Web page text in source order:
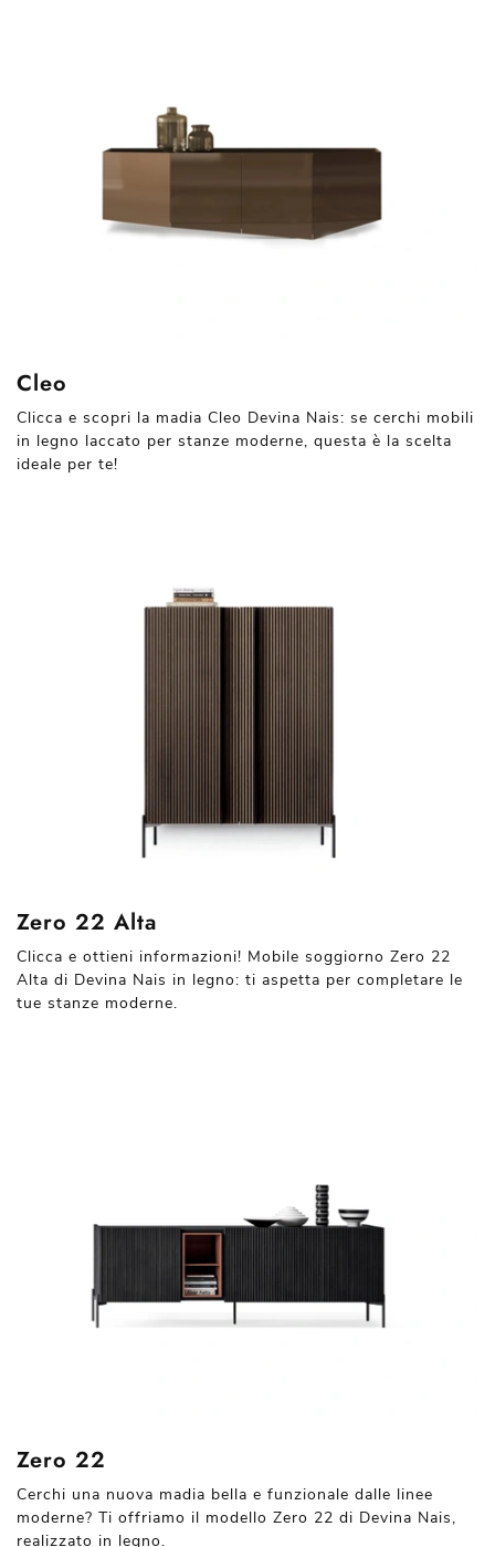
Cleo
Clicca e scopri la madia Cleo Devina Nais: se cerchi mobili
in legno laccato per stanze moderne, questa è la scelta
ideale per te!
Zero 22 Alta
Clicca e ottieni informazioni! Mobile soggiorno Zero 22
Alta di Devina Nais in legno: ti aspetta per completare le
tue stanze moderne.
Zero 22
Cerchi una nuova madia bella e funzionale dalle linee
moderne? Ti offriamo il modello Zero 22 di Devina Nais,
realizzato in legno.